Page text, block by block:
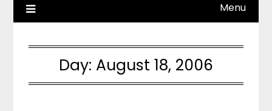
Menu
Day: August 18, 2006